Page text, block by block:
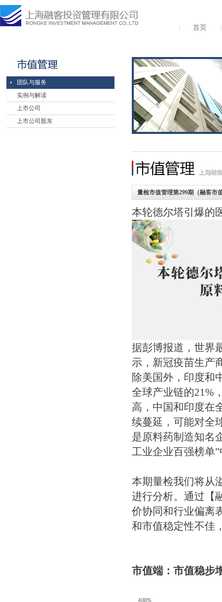
首页
团队与服务
实例与解读
上市公司
上市公司股东
量检市值管理第299期（融客市
本轮德尔塔引爆的
据彭博报道，世界
示，新冠疫苗生产
除美国外，印度和
全球产业链的21%
高，中国和印度在
续蔓延，可能对全
是原料药制造知名
工业企业百强榜单
本期量检我们将从
进行分析。通过【
价协同和行业偏离
和市值稳定性不佳
市值端：市值稳步